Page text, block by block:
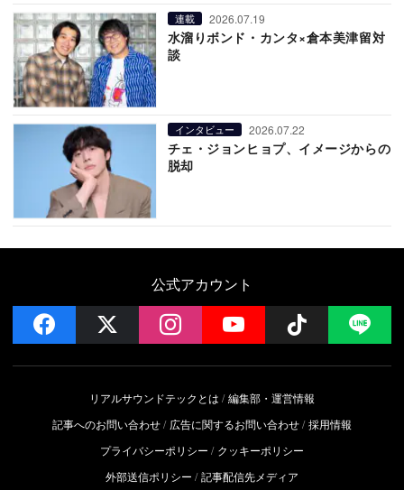
連載 2026.07.19
水溜りボンド・カンタ×倉本美津留対
談
インタビュー 2026.07.22
チェ・ジョンヒョプ、イメージからの
脱却
公式アカウント
facebook instagramYouTube Follow
リアルサウンドテックとは
編集部・運営情報
記事へのお問い合わせ
広告に関するお問い合わせ 採用情報
プライバシーポリシー
クッキーポリシー
外部送信ポリシー
記事配信先メディア